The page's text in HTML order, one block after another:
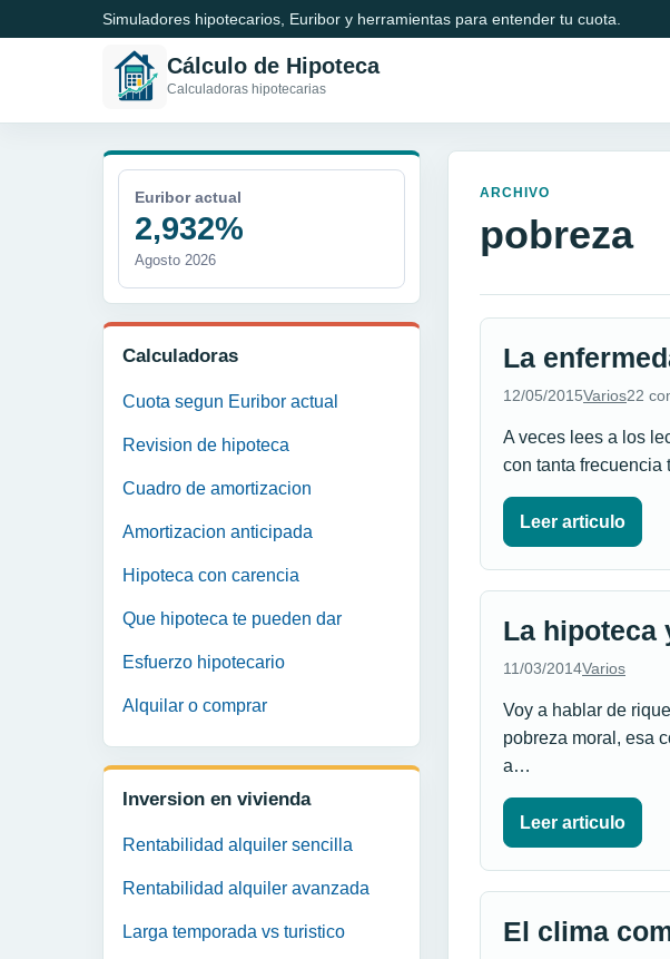
Simuladores hipotecarios, Euribor y herramientas para entender tu cuota.
Cálculo de Hipoteca
Calculadoras hipotecarias
Euribor actual
2,932%
Agosto 2026
Calculadoras
Cuota segun Euribor actual
Revision de hipoteca
Cuadro de amortizacion
Amortizacion anticipada
Hipoteca con carencia
Que hipoteca te pueden dar
Esfuerzo hipotecario
Alquilar o comprar
Inversion en vivienda
Rentabilidad alquiler sencilla
Rentabilidad alquiler avanzada
Larga temporada vs turistico
ARCHIVO
pobreza
La
12/05/2015Varios22
A veces lees a los
con tanta
Leer articulo
La hipoteca
11/03/2014Varios
Voy a hablar de
pobreza moral, esa
a…
Leer articulo
El clima